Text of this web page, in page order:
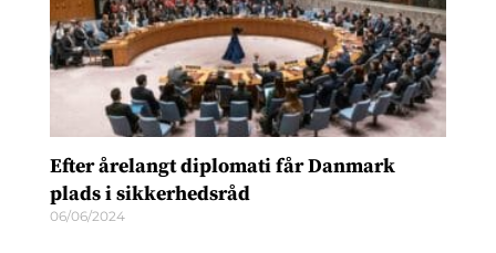
Efter årelangt diplomati får Danmark
plads i sikkerhedsråd
06/06/2024